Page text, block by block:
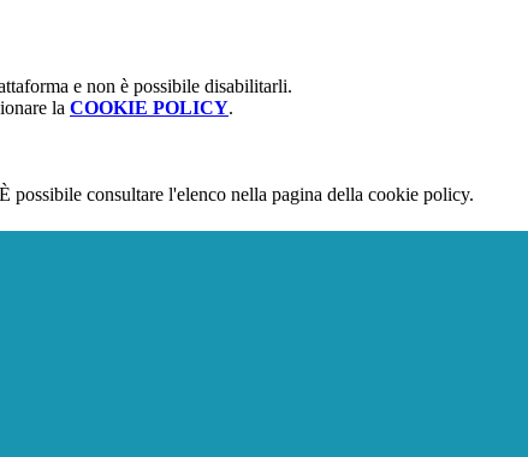
e non è possibile disabilitarli.
la COOKIE POLICY.
possibile consultare l'elenco nella pagina della cookie policy.